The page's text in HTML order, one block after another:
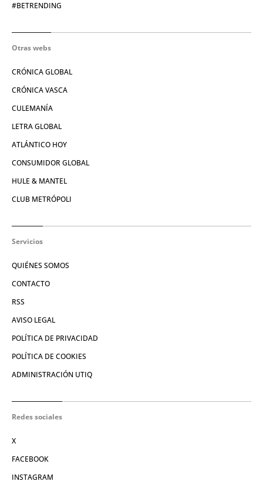
#BETRENDING
Otras webs
CRÓNICA GLOBAL
CRÓNICA VASCA
CULEMANÍA
LETRA GLOBAL
ATLÁNTICO HOY
CONSUMIDOR GLOBAL
HULE & MANTEL
CLUB METRÓPOLI
Servicios
QUIÉNES SOMOS
CONTACTO
RSS
AVISO LEGAL
POLÍTICA DE PRIVACIDAD
POLÍTICA DE COOKIES
ADMINISTRACIÓN UTIQ
Redes sociales
X
FACEBOOK
INSTAGRAM